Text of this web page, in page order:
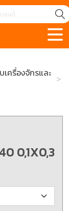
ครื่องจักรและ
0,1X0,3